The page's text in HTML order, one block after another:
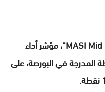
بالمقابل، بصم “MASI Mid and Small Cap”، مؤشر أداء
المدرجة في البورصة، على